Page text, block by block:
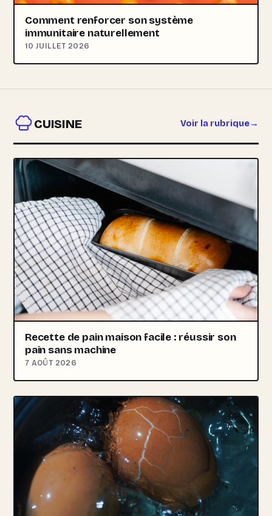
Comment renforcer son système
immunitaire naturellement
10 JUILLET 2026
CUISINE Voir la rubrique
Recette de pain maison facile : réussir son
pain sans machine
7 AOÛT 2026